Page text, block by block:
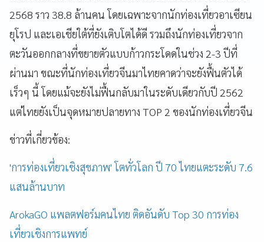
2568 ราว 38.8 ล้านคน โดยเฉพาะจากนักท่องเที่ยวอาเซียน
ยุโรป และเอเชียใต้ที่ยังเติบโตได้ดี รวมถึงนักท่องเที่ยวจาก
ตะวันออกกลางที่ขยายตัวแบบก้าวกระโดดในช่วง 2-3 ปีที่
ผ่านมา ขณะที่นักท่องเที่ยวจีนมาไทยคาดว่าจะยังฟื้นตัวได้
เร็วๆ นี้ โดยแม้จะยังไม่ฟื้นกลับมาในระดับเดียวกับปี 2562
แต่ไทยยังเป็นจุดหมายปลายทาง TOP 2 ของนักท่องเที่ยวจีน
ข่าวที่เกี่ยวข้อง:
'การท่องเที่ยวเชิงสุขภาพ' โตทั่วโลก ปี 70 ไทยแตะระดับ 7.6
แสนล้านบาท
ArokaGO แพลตฟอร์มคนไทย ติดอันดับ Top 30 การท่อง
เที่ยวเชิงการแพทย์